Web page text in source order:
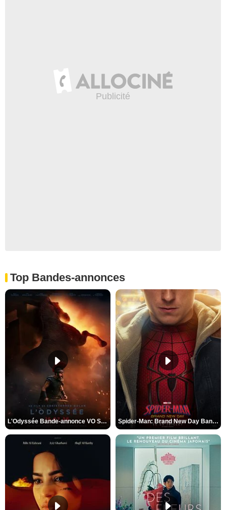
Top Bandes-annonces
L'Odyssée Bande-annonce VO STFR Spider-Man: Brand New Day Bande-annonce VO STFR